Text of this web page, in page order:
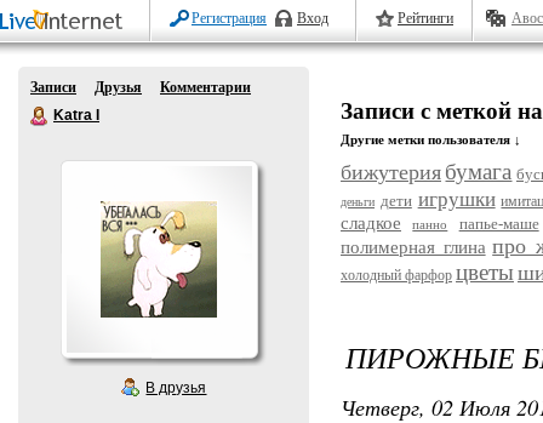
Регистрация Вход Рейтинги
Записи Друзья
Комментарии
Katra I
В друзья
Записи с меткой
Другие метки пользователя ↓
бижутерия бумага
деньги дети игрушки
сладкое панно папье-маше
полимерная глина про
холодный фарфор цветы
ПИРОЖНЫЕ
Четверг, 02 Июля